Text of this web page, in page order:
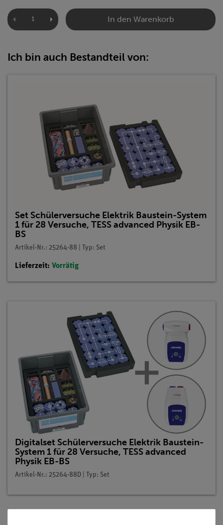
In den Warenkorb
Ich bin auch Bestandteil von:
Set Schülerversuche Elektrik Baustein-System
1 für 28 Versuche, TESS advanced Physik EB-
BS
Artikel-Nr.: 25264-88 | Typ: Set
Lieferzeit: Vorrätig
Digitalset Schülerversuche Elektrik Baustein-
System 1 für 28 Versuche, TESS advanced
Physik EB-BS
Artikel-Nr.: 25264-88D | Typ: Set